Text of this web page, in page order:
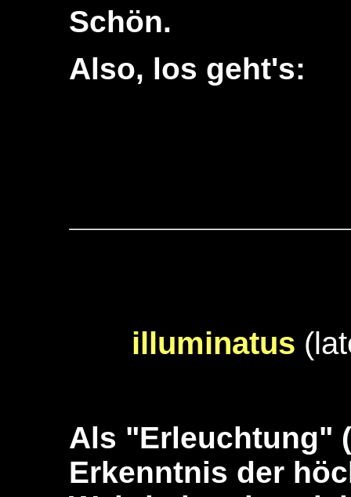
Schön.
Also, los geht's:
illuminatus
Als "Erleuchtung"
Erkenntnis der